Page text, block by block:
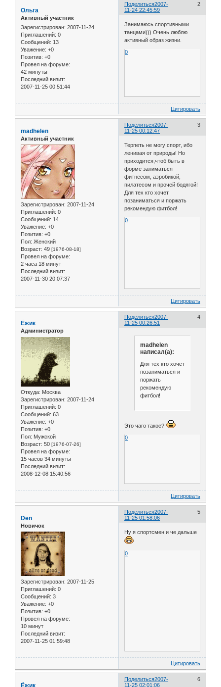
Поделиться 2
2007-
11-24 22:45:59
Ольга
Активный участник
Зарегистрирован: 2007-11-24
Приглашений: 0
Сообщений: 13
Уважение: +0
Позитив: +0
Провел на форуме:
42 минуты
Последний визит:
2007-11-25 00:51:44
Занимаюсь спортивными
танцами))) Очень люблю
активный образ жизни.
0
Цитировать
Поделиться 3
2007-
11-25 00:12:47
madhelen
Активный участник
Зарегистрирован: 2007-11-24
Приглашений: 0
Сообщений: 14
Уважение: +0
Позитив: +0
Пол: Женский
Возраст: 49 [1976-08-18]
Провел на форуме:
2 часа 18 минут
Последний визит:
2007-11-30 20:07:37
Терпеть не могу спорт, ибо
ленивая от природы! Но
приходится,чтоб быть в
форме заниматься
фитнесом, аэробикой,
пилатесом и прочей бодягой!
Для тех кто хочет
позаниматься и поржать
рекомендую фитбол!
0
Цитировать
Поделиться 4
2007-
11-25 00:26:51
Ёжик
Администратор
Откуда: Москва
Зарегистрирован: 2007-11-24
Приглашений: 0
Сообщений: 63
Уважение: +0
Позитив: +0
Пол: Мужской
Возраст: 50 [1976-07-26]
Провел на форуме:
15 часов 34 минуты
Последний визит:
2008-12-08 15:40:56
madhelen
написал(а):
Для тех кто хочет
позаниматься и
поржать
рекомендую
фитбол!
Это чаго такое?
0
Цитировать
Поделиться 5
2007-
11-25 01:58:06
Den
Новичок
Зарегистрирован: 2007-11-25
Приглашений: 0
Сообщений: 3
Уважение: +0
Позитив: +0
Провел на форуме:
10 минут
Последний визит:
2007-11-25 01:59:48
Ну я спортсмен и че дальше
0
Цитировать
Поделиться 6
2007-
11-25 02:01:06
Ёжик